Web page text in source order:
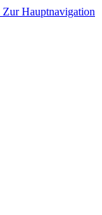
Zur Hauptnavigation